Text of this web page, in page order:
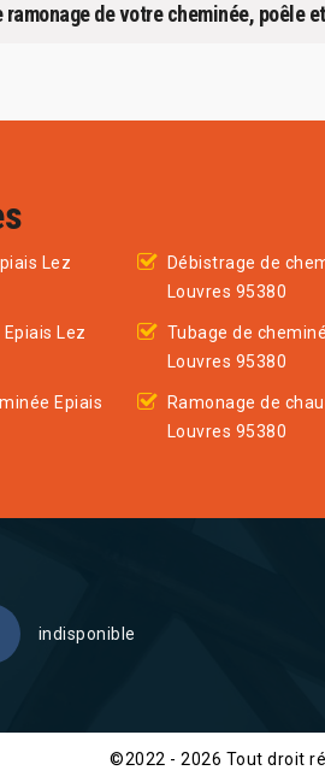
de votre cheminée, poêle
Lez
Lez
Epiais
Débistrage de
Louvres 95380
Tubage de
Louvres 95380
Ramonage de
Louvres 95380
indisponible
©2022 - 2026 Tout droit